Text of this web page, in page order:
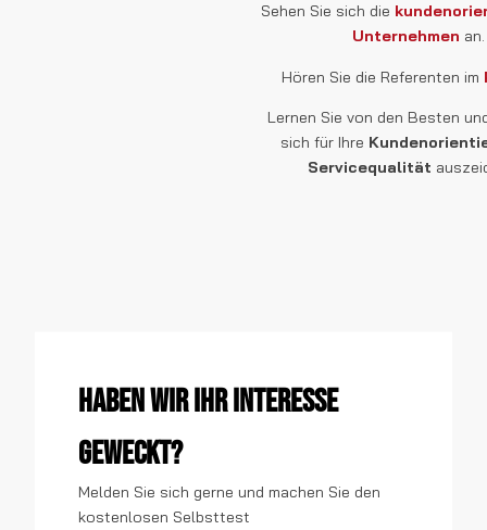
Sehen Sie sich die
Unternehmen an.
Hören Sie die Referenten im
Lernen Sie von den Besten
sich für Ihre
Servicequalität
Haben wir Ihr Interesse
geweckt?
Melden Sie sich gerne und machen Sie den
kostenlosen Selbsttest